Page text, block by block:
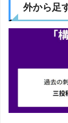
外から足